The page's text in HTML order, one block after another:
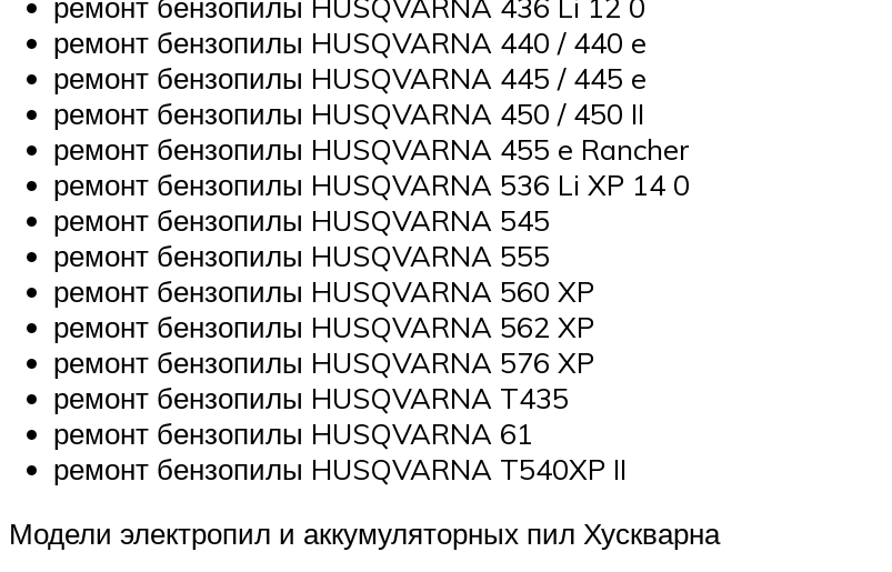
ремонт бензопилы HUSQVARNA 440 / 440 e
ремонт бензопилы HUSQVARNA 445 / 445 e
ремонт бензопилы HUSQVARNA 450 / 450 II
ремонт бензопилы HUSQVARNA 455 e Rancher
ремонт бензопилы HUSQVARNA 536 Li XP 14 0
ремонт бензопилы HUSQVARNA 545
ремонт бензопилы HUSQVARNA 555
ремонт бензопилы HUSQVARNA 560 XP
ремонт бензопилы HUSQVARNA 562 XP
ремонт бензопилы HUSQVARNA 576 XP
ремонт бензопилы HUSQVARNA T435
ремонт бензопилы HUSQVARNA 61
ремонт бензопилы HUSQVARNA T540XP II
Модели электропил и аккумуляторных пил Хускварна